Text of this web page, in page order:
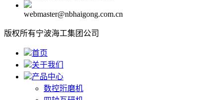
webmaster@nbhaigong.com.cn
版权所有宁波海工集团公司
首页
关于我们
产品中心
数控珩磨机